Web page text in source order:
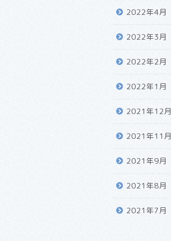
2022年4月
2022年3月
2022年2月
2022年1月
2021年12月
2021年11月
2021年9月
2021年8月
2021年7月